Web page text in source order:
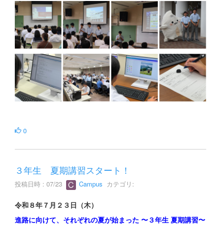
0
３年生 夏期講習スタート！
投稿日時 : 07/23 Campus カテゴリ:
令和８年７月２３日（木）
進路に向けて、それぞれの夏が始まった 〜３年生 夏期講習〜